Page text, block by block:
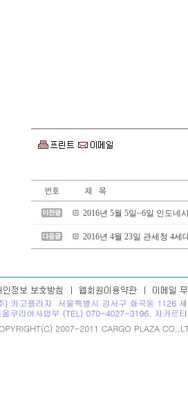
2016년 5월 5일~6일 인도네
2016년 4월 23일 관세청 4